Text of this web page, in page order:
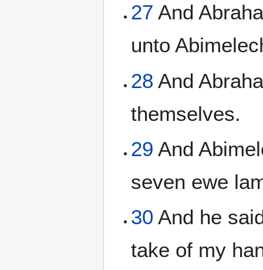
27 And
unto
28 And
themselves.
29 And
seven ewe
30 And he
take of my